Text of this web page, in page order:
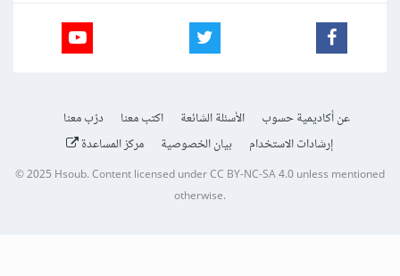
عن أكاديمية حسوب الأسئلة الشائعة اكتب معنا
درّب معنا
إرشادات الاستخدام
بيان الخصوصية مركز المساعدة
© 2025 Hsoub.Content licensed underCC BY-NC-SA 4.0unless mentioned
otherwise.